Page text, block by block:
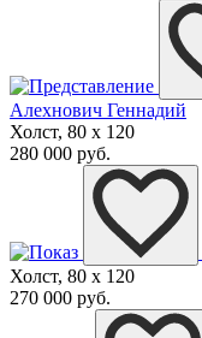
Алехнович Геннадий
Холст, 80 x 120
280 000 руб.
Холст, 80 x 120
270 000 руб.